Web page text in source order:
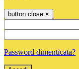
button close ×
Password dimenticata?